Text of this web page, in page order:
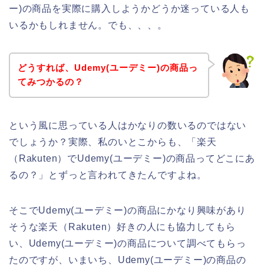
ー)の商品を実際に購入しようかどうか迷っている人も
いるかもしれません。でも、、、。
どうすれば、Udemy(ユーデミー)の商品っ
てみつかるの？
という風に思っている人はかなりの数いるのではない
でしょうか？実際、私のいとこからも、「楽天
（Rakuten）でUdemy(ユーデミー)の商品ってどこにあ
るの？」とずっと言われてきたんですよね。
そこでUdemy(ユーデミー)の商品にかなり興味があり
そうな楽天（Rakuten）好きの人にも協力してもら
い、Udemy(ユーデミー)の商品について調べてもらっ
たのですが、いまいち、Udemy(ユーデミー)の商品の